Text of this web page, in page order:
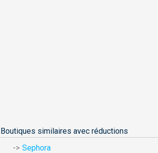
Boutiques similaires avec réductions
Sephora